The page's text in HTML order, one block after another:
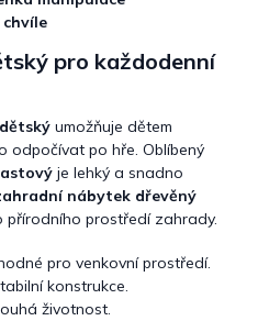
c
p
k
y
v
ý
p
i
u
pro každodenní
umožňuje dětem
odpočívat po hře. Oblíbený
je lehký a snadno
nábytek dřevěný
prostředí zahrady.
pro venkovní prostředí.
konstrukce.
životnost.